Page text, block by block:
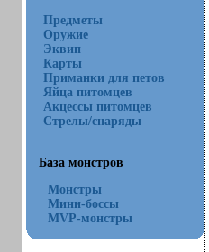
Предметы
Оружие
Эквип
Карты
Приманки для петов
Яйца питомцев
Акцессы питомцев
Стрелы/снаряды
База монстров
Монстры
Мини-боссы
MVP-монстры